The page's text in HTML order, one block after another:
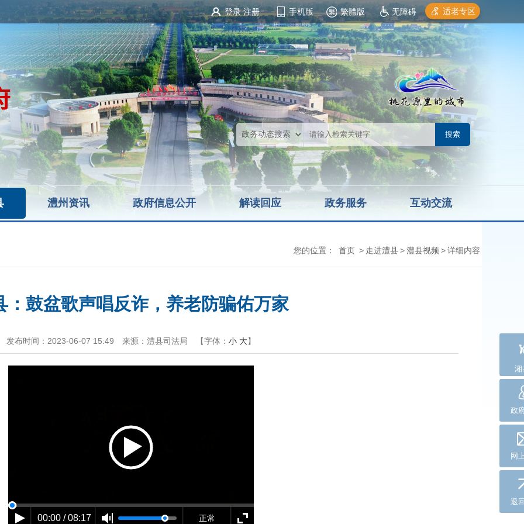
登录 注册 手机版 繁體版 无障碍 适老专区
澧州资讯 政府信息公开 解读回应 政务服务 互动交流
您的位置： 首页 > 走进澧县>澧县视频 >详细内容
：鼓盆歌声唱反诈，养老防骗佑万家
发布时间：2023-06-07 15:49 来源：澧县司法局 【字体： 小 大】
00:00 / 08:17 正常
湘
政
网
返